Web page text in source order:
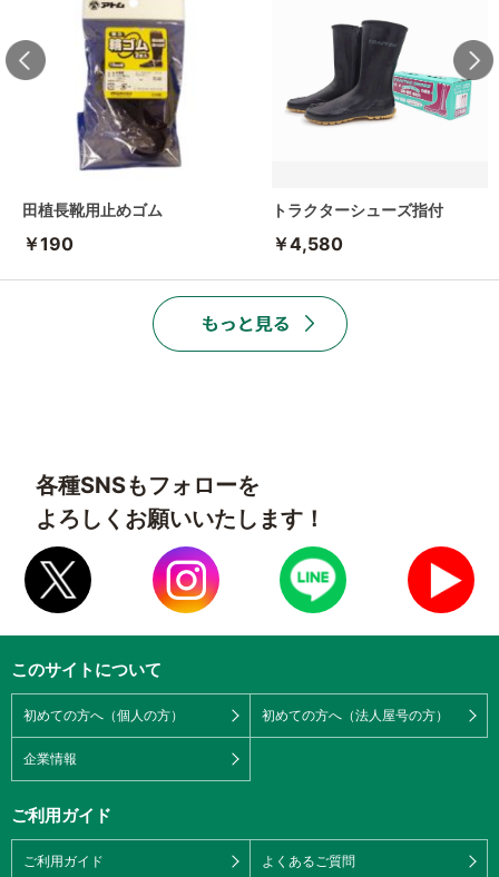
田植長靴用止めゴム
￥190
トラクターシューズ指付
￥4,580
各種SNSもフォローを
よろしくお願いいたします！
このサイトについて
初めての方へ（個人の方） 初めての方へ（法人屋号の方）
企業情報
ご利用ガイド
ご利用ガイド よくあるご質問